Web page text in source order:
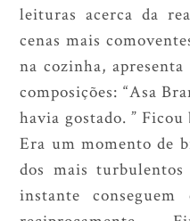
leituras acerca da
cenas mais
na cozinha,
composições: “Asa
havia gostado. ”
Era um momento de
dos mais turbulentos
instante